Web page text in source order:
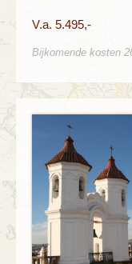
V.a. 5.495,-
Bijkomende kosten